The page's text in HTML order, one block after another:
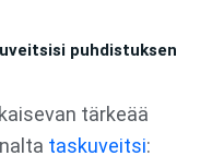
puhdistuksen
tärkeää
taskuveitsi: